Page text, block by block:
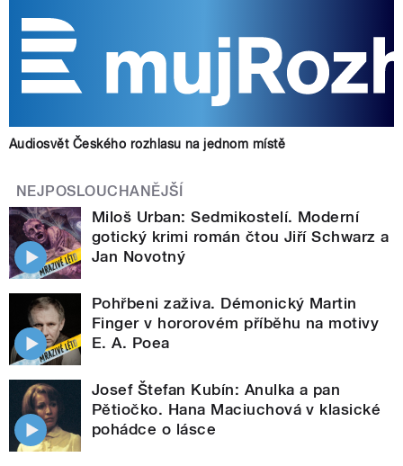
Audiosvět Českého rozhlasu na jednom místě
NEJPOSLOUCHANĚJŠÍ
Miloš Urban: Sedmikostelí. Moderní
gotický krimi román čtou Jiří Schwarz a
Jan Novotný
Pohřbeni zaživa. Démonický Martin
Finger v hororovém příběhu na motivy
E. A. Poea
Josef Štefan Kubín: Anulka a pan
Pětiočko. Hana Maciuchová v klasické
pohádce o lásce